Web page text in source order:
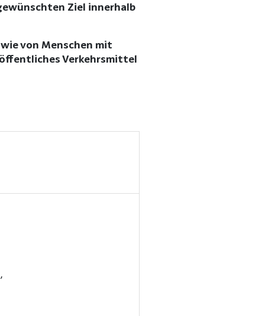
Ziel innerhalb
von Menschen mit
Verkehrsmittel